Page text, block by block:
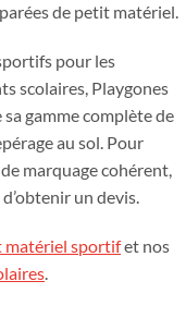
de petit matériel.
pour les
scolaires, Playgones
gamme complète de
au sol. Pour
marquage cohérent,
un devis.
matériel sportifet nos
.